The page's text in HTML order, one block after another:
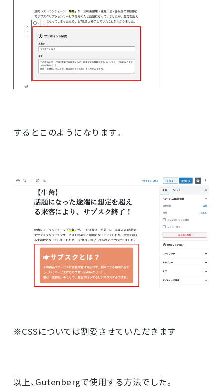
するとこのようになります。
※CSSについては割愛させていただきます
以上、Gutenbergで使用する方法でした。